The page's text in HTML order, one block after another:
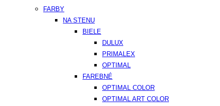
FARBY
NA STENU
BIELE
DULUX
PRIMALEX
OPTIMAL
FAREBNÉ
OPTIMAL COLOR
OPTIMAL ART COLOR